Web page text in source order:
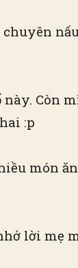
Còn
:p
món
lời mẹ